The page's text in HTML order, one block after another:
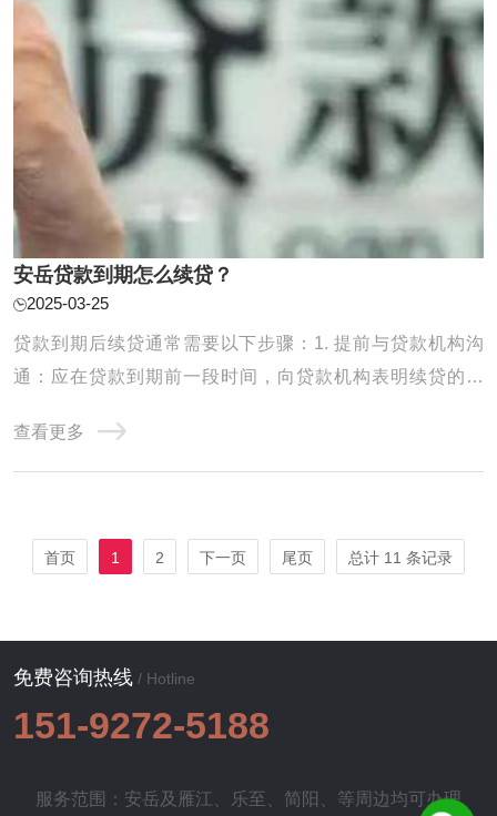
安岳贷款到期怎么续贷？
2025-03-25
贷款到期后续贷通常需要以下步骤：1. 提前与贷款机构沟
通：应在贷款到期前一段时间，向贷款机构表明续贷的意
要提供企业或个人的财务报表、经营情况说明、还款能力证
明等相关资料，以证明自身具备续贷的条件。3. 进行信用评
查看更多
首页 1 2 下一页 尾页 总计 11 条记录
免费咨询热线 / Hotline
151-9272-5188
服务范围：安岳及 雁江 乐至 简阳 、等周边均可办理